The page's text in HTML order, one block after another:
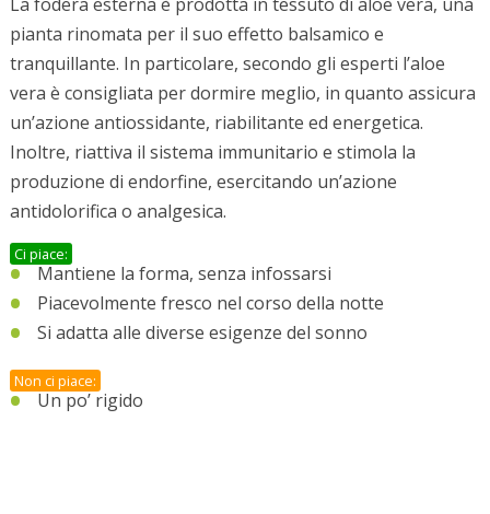
pianta rinomata per il suo effetto balsamico e
tranquillante. In particolare, secondo gli esperti l’aloe
vera è consigliata per dormire meglio, in quanto assicura
un’azione antiossidante, riabilitante ed energetica.
Inoltre, riattiva il sistema immunitario e stimola la
produzione di endorfine, esercitando un’azione
antidolorifica o analgesica.
Ci piace:
Mantiene la forma, senza infossarsi
Piacevolmente fresco nel corso della notte
Si adatta alle diverse esigenze del sonno
Non ci piace:
Un po’ rigido